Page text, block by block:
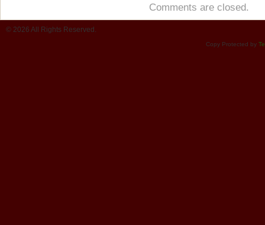
Comments are closed.
© 2026 All Rights Reserved.
Copy Protected by